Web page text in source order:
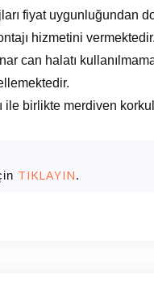
fiyat uygunluğundan
hizmetini vermektedir.
can halatı
birlikte merdiven
TIKLAYIN.